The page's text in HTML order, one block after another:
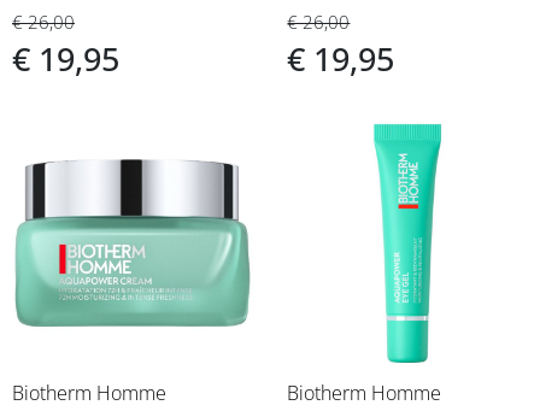
€ 26,00
€ 19,95
€ 26,00
€ 19,95
Biotherm Homme
Biotherm Homme